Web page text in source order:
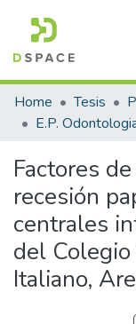
Communities &
All of DSpace
Home Tesis
E.P.
Factores
recesión
centrales
del
Italiano,